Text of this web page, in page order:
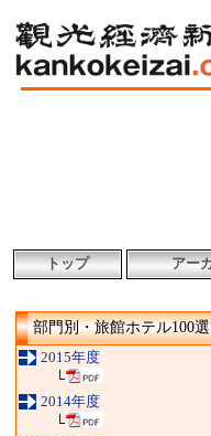
トップ
アー
部門別・旅館ホテル100選
2015年度
└
2014年度
└